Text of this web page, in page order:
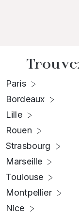
Paris
Bordeaux
Lille
Rouen
Strasbourg
Marseille
Toulouse
Montpellier
Nice